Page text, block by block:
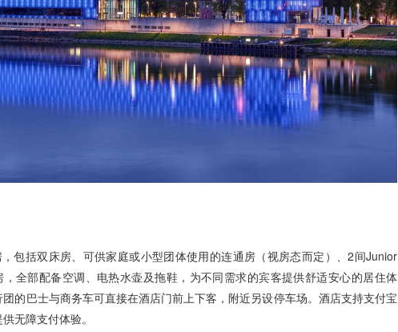
包括双床房、可供家庭或小型团体使用的连通房（视房态而定）、2间Junior
全部配备空调、电热水壶及拖鞋，为不同需求的宾客提供舒适安心的居住体
的巴士与商务车可直接在酒店门前上下客，附近另设停车场。酒店支持支付宝
无障支付体验。